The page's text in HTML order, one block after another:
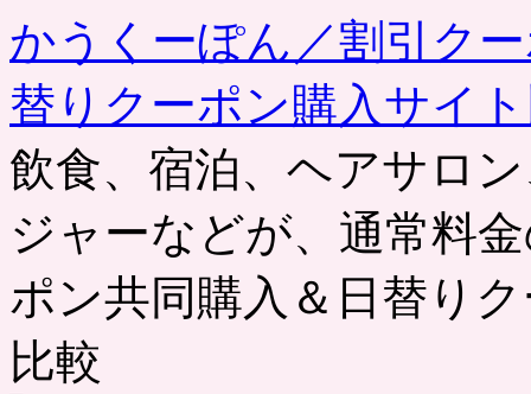
かうくーぽん／割引ク
替りクーポン購入サイ
飲食、宿泊、ヘアサロ
ジャーなどが、通常料
ポン共同購入＆日替り
比較